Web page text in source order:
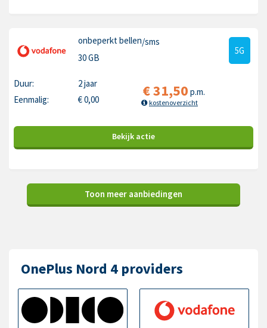
onbeperkt bellen/sms
30 GB
5G
Duur:
2 jaar
Eenmalig:
€0,00 €31,50 p.m.
kostenoverzicht
Bekijk actie
Toon meer aanbiedingen
OnePlus Nord 4 providers